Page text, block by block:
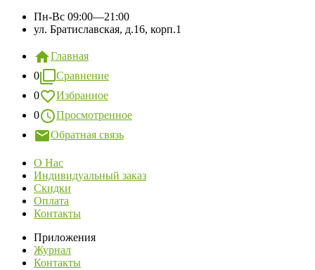
Пн-Вс 09:00—21:00
ул. Братиславская, д.16, корп.1
Главная
0
Сравнение
0
Избранное
0
Просмотренное
Обратная связь
О Нас
Индивидуальный заказ
Скидки
Оплата
Контакты
Приложения
Журнал
Контакты